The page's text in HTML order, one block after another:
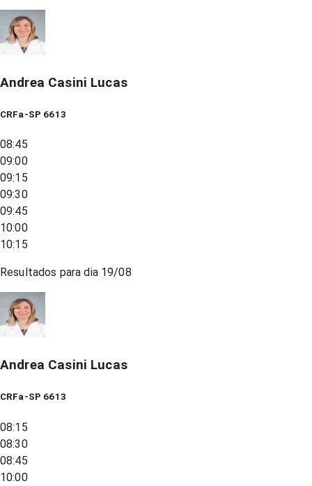
Andrea Casini Lucas
CRFa-SP 6613
08:45
09:00
09:15
09:30
09:45
10:00
10:15
Resultados para dia 19/08
Andrea Casini Lucas
CRFa-SP 6613
08:15
08:30
08:45
10:00